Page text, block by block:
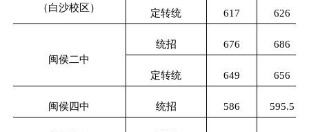
（白沙校区）
定转统 617 626
闽侯二中
统招 676 686
定转统 649 656
闽侯四中 统招 586 595.5